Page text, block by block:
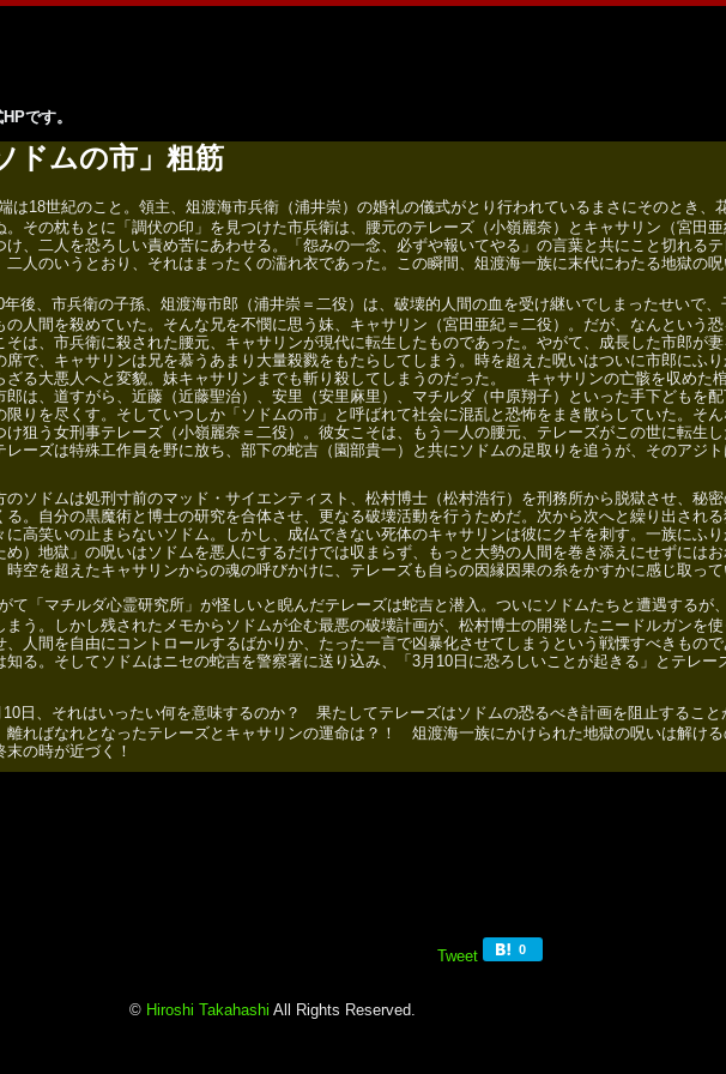
です。
ドムの市」粗筋
は18世紀のこと。領主、俎渡海市兵衛（浦井崇）の婚礼の儀式がとり行われているまさにそのとき、
。その枕もとに「調伏の印」を見つけた市兵衛は、腰元のテレーズ（小嶺麗奈）とキャサリン（宮田亜
け、二人を恐ろしい責め苦にあわせる。「怨みの一念、必ずや報いてやる」の言葉と共にこと切れる
二人のいうとおり、それはまったくの濡れ衣であった。この瞬間、俎渡海一族に末代にわたる地獄の
年後、市兵衛の子孫、俎渡海市郎（浦井崇＝二役）は、破壊的人間の血を受け継いでしまったせいで、
の人間を殺めていた。そんな兄を不憫に思う妹、キャサリン（宮田亜紀＝二役）。だが、なんという恐
そは、市兵衛に殺された腰元、キャサリンが現代に転生したものであった。やがて、成長した市郎が
席で、キャサリンは兄を慕うあまり大量殺戮をもたらしてしまう。時を超えた呪いはついに市郎にふ
ざる大悪人へと変貌。妹キャサリンまでも斬り殺してしまうのだった。 キャサリンの亡骸を収めた
郎は、道すがら、近藤（近藤聖治）、安里（安里麻里）、マチルダ（中原翔子）といった手下どもを
限りを尽くす。そしていつしか「ソドムの市」と呼ばれて社会に混乱と恐怖をまき散らしていた。そ
け狙う女刑事テレーズ（小嶺麗奈＝二役）。彼女こそは、もう一人の腰元、テレーズがこの世に転生
レーズは特殊工作員を野に放ち、部下の蛇吉（園部貴一）と共にソドムの足取りを追うが、そのアジ
ソドムは処刑寸前のマッド・サイエンティスト、松村博士（松村浩行）を刑務所から脱獄させ、秘
る。自分の黒魔術と博士の研究を合体させ、更なる破壊活動を行うためだ。次から次へと繰り出され
に高笑いの止まらないソドム。しかし、成仏できない死体のキャサリンは彼にクギを刺す。一族にふ
め）地獄」の呪いはソドムを悪人にするだけでは収まらず、もっと大勢の人間を巻き添えにせずには
時空を超えたキャサリンからの魂の呼びかけに、テレーズも自らの因縁因果の糸をかすかに感じ取って
て「マチルダ心霊研究所」が怪しいと睨んだテレーズは蛇吉と潜入。ついにソドムたちと遭遇するが
まう。しかし残されたメモからソドムが企む最悪の破壊計画が、松村博士の開発したニードルガンを
、人間を自由にコントロールするばかりか、たった一言で凶暴化させてしまうという戦慄すべきもの
知る。そしてソドムはニセの蛇吉を警察署に送り込み、「3月10日に恐ろしいことが起きる」とテレー
10日、それはいったい何を意味するのか？ 果たしてテレーズはソドムの恐るべき計画を阻止すること
ればなれとなったテレーズとキャサリンの運命は？！ 俎渡海一族にかけられた地獄の呪いは解け
末の時が近づく！
Tweet
© Hiroshi Takahashi All Rights Reserved.